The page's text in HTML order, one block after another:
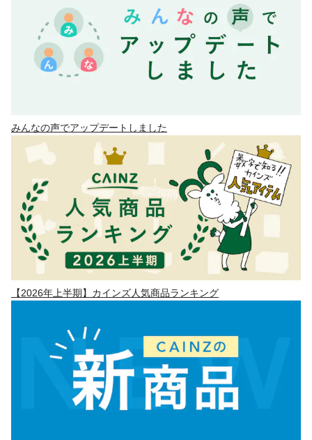
みんなの声でアップデートしました
【2026年上半期】カインズ人気商品ランキング